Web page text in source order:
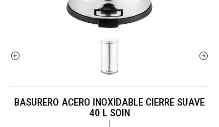
BASURERO ACERO INOXIDABLE CIERRE SUAVE
40 L SOIN